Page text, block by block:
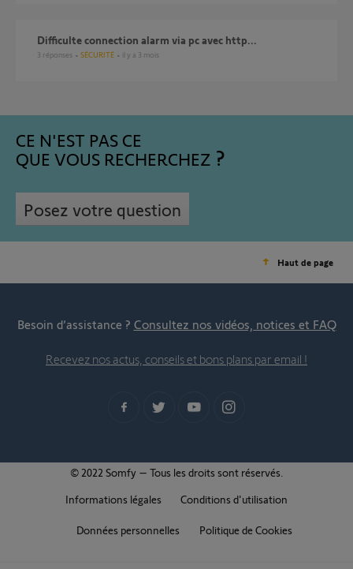
Difficulte connection alarm via pc avec http...
3 réponses SÉCURITÉ il y a 3 mois
CE N'EST PAS CE
QUE VOUS RECHERCHEZ
Posez votre question
Haut de page
Besoin d’assistance ? Consultez nos vidéos, notices et FAQ
Recevez nos actus, conseils et bons plans par email !
© 2022 Somfy – Tous les droits sont réservés.
Informations légales
Conditions d'utilisation
Données personnelles Politique de Cookies